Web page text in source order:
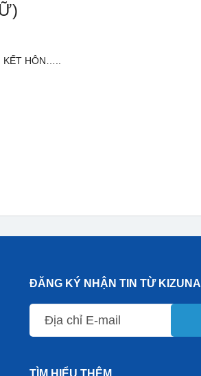
HÔN…..
ĐĂNG KÝ NHẬN TIN TỪ KIZUNA
TÌM HIỂU THÊM